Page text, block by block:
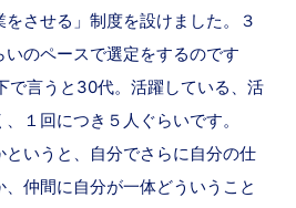
させる」制度を設けました。３
のペースで選定をするのです
で言うと30代。活躍している、活
１回につき５人ぐらいです。
というと、自分でさらに自分の仕
仲間に自分が一体どういうこと